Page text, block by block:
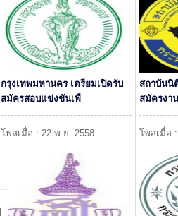
กรุงเทพมหานคร เตรียมเปิดรับ
สมัครสอบแข่งขันเพื
โพสเมื่อ : 22 พ.ย. 2558
สถาบันนิ
สมัครงา
โพสเมื่อ